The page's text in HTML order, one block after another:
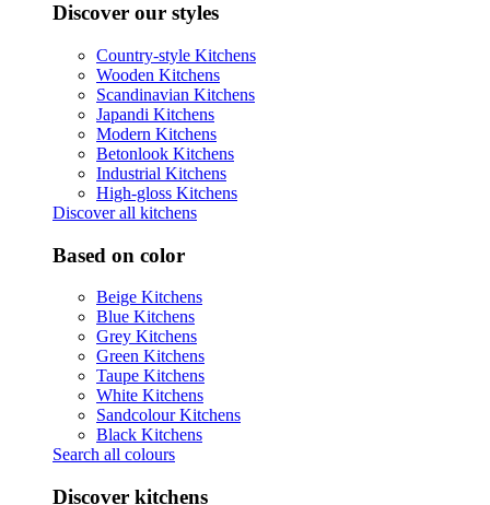
Discover our styles
Country-style Kitchens
Wooden Kitchens
Scandinavian Kitchens
Japandi Kitchens
Modern Kitchens
Betonlook Kitchens
Industrial Kitchens
High-gloss Kitchens
Discover all kitchens
Based on color
Beige Kitchens
Blue Kitchens
Grey Kitchens
Green Kitchens
Taupe Kitchens
White Kitchens
Sandcolour Kitchens
Black Kitchens
Search all colours
Discover kitchens